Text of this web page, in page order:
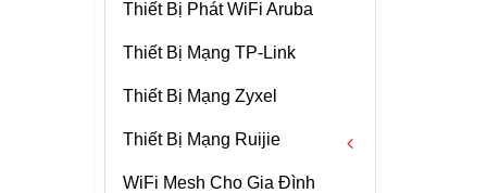
Ssd Skhynix
Quạt Tản Nhiệt CPU Laptop
Toshiba
Màn Hình Macbook
Portable Docking Station
Ổ Cứng SSD Macbook
Kính Cường Lực Surface
Pin Surface
Chuột Surface
Ổ Cứng Surface
Ubiquiti AmpliFi Mesh WiFi
Phụ Kiện Unifi
Ubiquiti AirFiber
Ubiquiti Fiber & SFPs
Ubiquiti GPON
MikroTik Cloud Core Router
MikroTik Antenna
Thiết Bị Phát WiFi Aruba
Thiết Bị Mạng TP-Link
Thiết Bị Mạng Zyxel
Thiết Bị Mạng Ruijie
Wifi Ruijie
WiFi Mesh Cho Gia Đình